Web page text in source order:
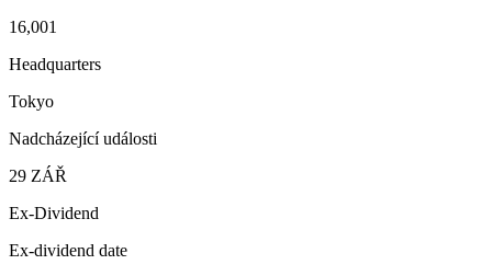
16,001
Headquarters
Tokyo
Nadcházející události
29 ZÁŘ
Ex-Dividend
Ex-dividend date